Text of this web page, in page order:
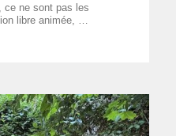
ce ne sont pas les
libre animée, …